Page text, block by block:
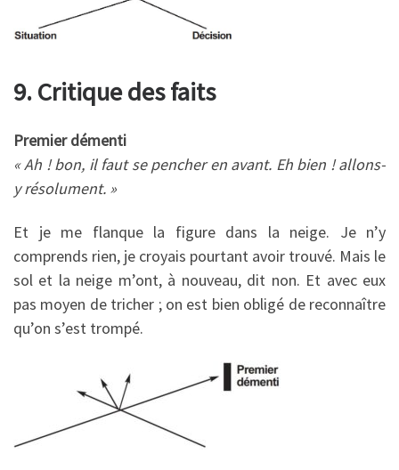
9. Critique des faits
Premier démenti
« Ah ! bon, il faut se pencher en avant. Eh bien ! allons-
y résolument. »
Et je me flanque la figure dans la neige. Je n’y
comprends rien, je croyais pourtant avoir trouvé. Mais le
sol et la neige m’ont, à nouveau, dit non. Et avec eux
pas moyen de tricher ; on est bien obligé de reconnaître
qu’on s’est trompé.